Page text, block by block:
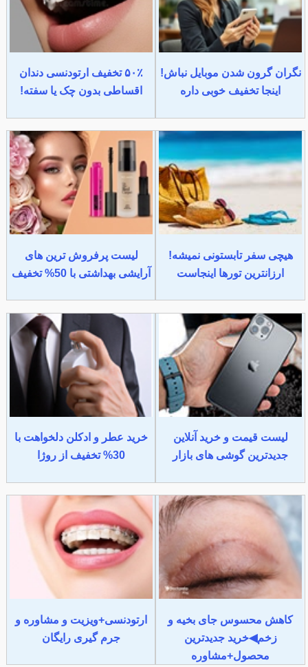
نگران گرون شدن موبایل نباش!
اینجا تخفیف خوبی داره
۵۰٪ تخفیف ارتودنسی دندان
اقساطی بدون چک یا سفته!
هیچی سفر تابستونی نمیشه!
ارزانترین تورها اینجاست
لیست پرفروش ترین های
آرایشی بهداشتی با 50% تخفیف
لیست قیمت و خرید آنلاین
جدیدترین گوشی های بازار
خرید عطر و ادکلن دلخواهت با
30% تخفیف از روژا
کاهش محسوس جای بخیه و
زخم◀خرید جدیدترین
محصول+مشاوره
ارتودنسی+ویزیت و مشاوره و
جرم گیری رایگان